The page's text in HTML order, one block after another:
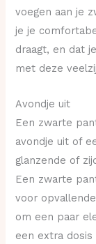
voegen aan je
je je
draagt, en dat
met deze
Avondje uit
Een zwarte
avondje uit of
glanzende of
Een zwarte
voor
om een paar
een extra